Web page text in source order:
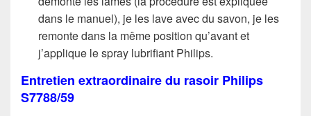
dans le manuel), je les lave avec du savon, je les
remonte dans la même position qu’avant et
j’applique le spray lubrifiant Philips.
Entretien extraordinaire du rasoir Philips
S7788/59